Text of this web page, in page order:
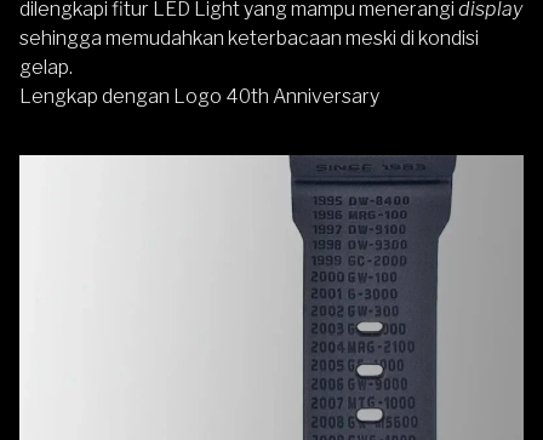
dilengkapi fitur LED Light yang mampu menerangi display
sehingga memudahkan keterbacaan meski di kondisi
gelap.
Lengkap dengan Logo 40th Anniversary